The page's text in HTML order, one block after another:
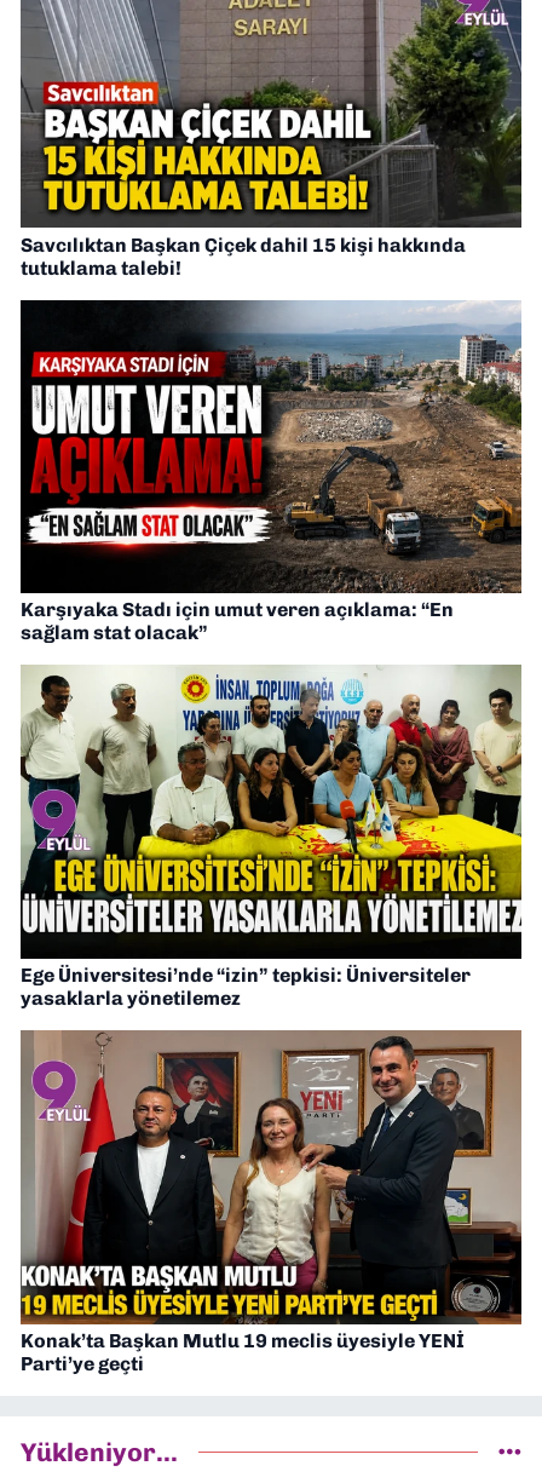
Savcılıktan Başkan Çiçek dahil 15 kişi hakkında
tutuklama talebi!
Karşıyaka Stadı için umut veren açıklama: “En
sağlam stat olacak”
Ege Üniversitesi’nde “izin” tepkisi: Üniversiteler
yasaklarla yönetilemez
Konak’ta Başkan Mutlu 19 meclis üyesiyle YENİ
Parti’ye geçti
Yükleniyor...